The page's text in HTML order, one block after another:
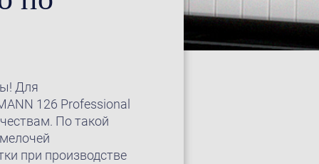
Для
126 Professional
По такой
при производстве